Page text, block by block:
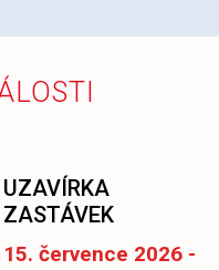
UZAVÍRKA
ZASTÁVEK
15. července 2026 -